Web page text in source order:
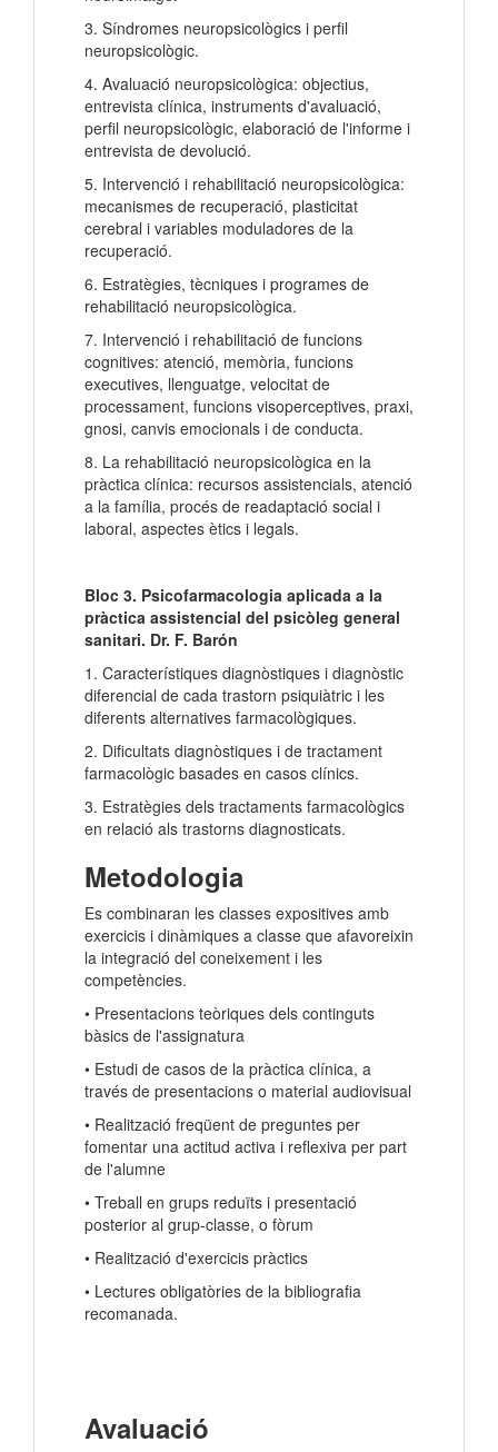
3. Síndromes neuropsicològics i perfil
neuropsicològic.
4. Avaluació neuropsicològica: objectius,
entrevista clínica, instruments d'avaluació,
perfil neuropsicològic, elaboració de l'informe i
entrevista de devolució.
5. Intervenció i rehabilitació neuropsicològica:
mecanismes de recuperació, plasticitat
cerebral i variables moduladores de la
recuperació.
6. Estratègies, tècniques i programes de
rehabilitació neuropsicològica.
7. Intervenció i rehabilitació de funcions
cognitives: atenció, memòria, funcions
executives, llenguatge, velocitat de
processament, funcions visoperceptives, praxi,
gnosi, canvis emocionals i de conducta.
8. La rehabilitació neuropsicològica en la
pràctica clínica: recursos assistencials, atenció
a la família, procés de readaptació social i
laboral, aspectes ètics i legals.
Bloc 3. Psicofarmacologia aplicada a la
pràctica assistencial del psicòleg general
sanitari. Dr. F. Barón
1. Característiques diagnòstiques i diagnòstic
diferencial de cada trastorn psiquiàtric i les
diferents alternatives farmacològiques.
2. Dificultats diagnòstiques i de tractament
farmacològic basades en casos clínics.
3. Estratègies dels tractaments farmacològics
en relació als trastorns diagnosticats.
Metodologia
Es combinaran les classes expositives amb
exercicis i dinàmiques a classe que afavoreixin
la integració del coneixement i les
competències.
• Presentacions teòriques dels continguts
bàsics de l'assignatura
• Estudi de casos de la pràctica clínica, a
través de presentacions o material audiovisual
• Realització freqüent de preguntes per
fomentar una actitud activa i reflexiva per part
de l'alumne
• Treball en grups reduïts i presentació
posterior al grup-classe, o fòrum
• Realització d'exercicis pràctics
• Lectures obligatòries de la bibliografia
recomanada.
Avaluació